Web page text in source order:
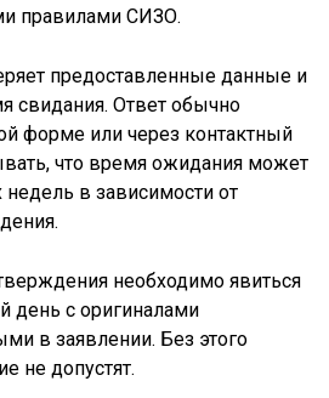
правилами СИЗО.
предоставленные данные и
свидания. Ответ обычно
форме или через контактный
что время ожидания может
недель в зависимости от
необходимо явиться
день с оригиналами
в заявлении. Без этого
не допустят.